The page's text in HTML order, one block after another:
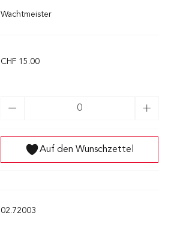
Wachtmeister
CHF 15.00
Auf den Wunschzettel
02.72003